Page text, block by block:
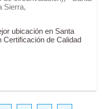
Sierra,
ubicación en Santa
Certificación de Calidad